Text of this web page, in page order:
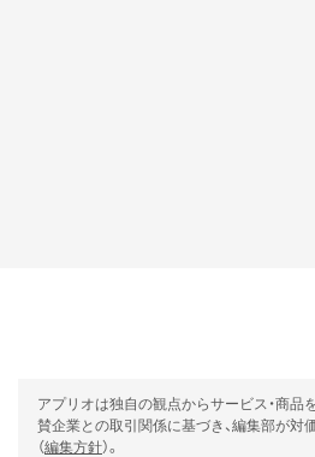
アプリオは独自の観点からサービス・商品
賛企業との取引関係に基づき、編集部が対
（編集方針）。